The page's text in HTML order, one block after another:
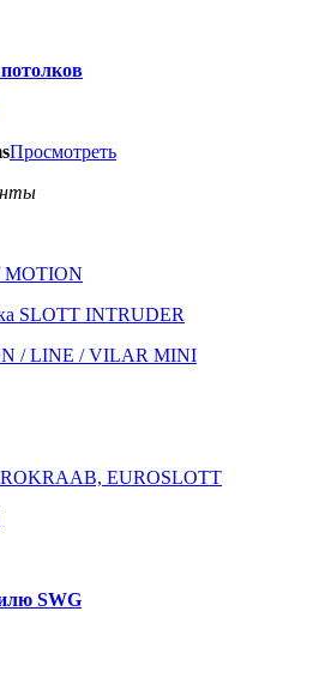
Просмотреть
MOTION
SLOTT INTRUDER
/ LINE / VILAR MINI
EUROSLOTT
SWG